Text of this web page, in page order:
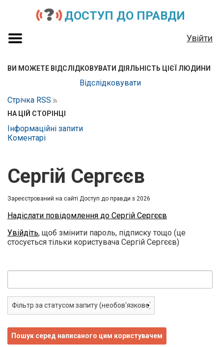
ДОСТУП ДО ПРАВДИ
Увійти
ВИ МОЖЕТЕ ВІДСЛІДКОВУВАТИ ДІЯЛЬНІСТЬ ЦІЄЇ ЛЮДИНИ
Відслідковувати
Стрічка RSS
НА ЦІЙ СТОРІНЦІ
Інформаційні запити
Коментарі
Сергій Сергєєв
Зареєстрований на сайті Доступ до правди з 2026
Надіслати повідомлення до Сергій Сергєєв
Увійдіть, щоб змінити пароль, підписку тощо (це
стосується тільки користувача Сергій Сергєєв)